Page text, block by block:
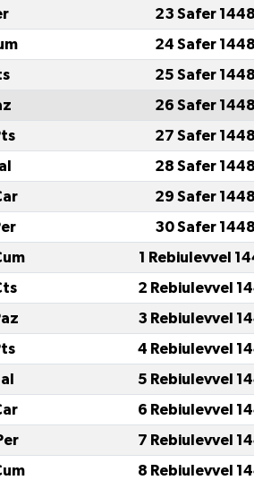
23 Safer 1448
24 Safer 1448
25 Safer 1448
26 Safer 1448
27 Safer 1448
28 Safer 1448
29 Safer 1448
30 Safer 1448
1 Rebiulevvel
2 Rebiulevvel
3 Rebiulevvel
4 Rebiulevvel
5 Rebiulevvel
6 Rebiulevvel
7 Rebiulevvel
8 Rebiulevvel